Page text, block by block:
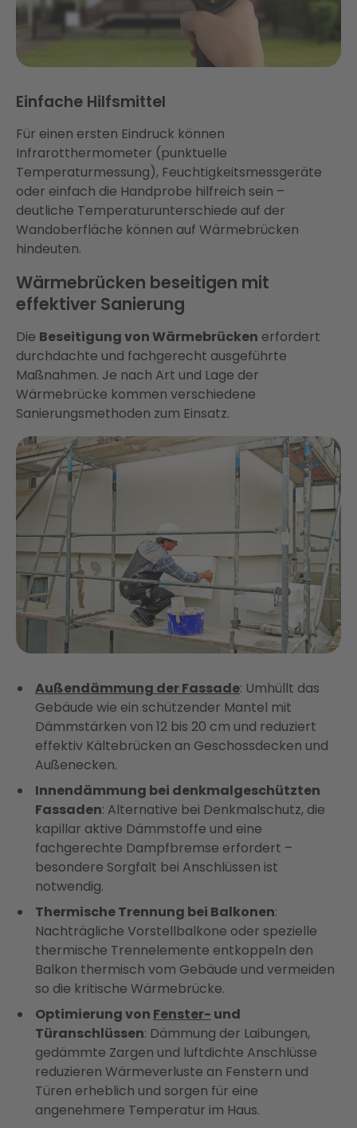
Einfache Hilfsmittel
Für einen ersten Eindruck können
Infrarotthermometer (punktuelle
Temperaturmessung), Feuchtigkeitsmessgeräte
oder einfach die Handprobe hilfreich sein –
deutliche Temperaturunterschiede auf der
Wandoberfläche können auf Wärmebrücken
hindeuten.
Wärmebrücken beseitigen mit
effektiver Sanierung
Die Beseitigung von Wärmebrücken erfordert
durchdachte und fachgerecht ausgeführte
Maßnahmen. Je nach Art und Lage der
Wärmebrücke kommen verschiedene
Sanierungsmethoden zum Einsatz.
Außendämmung der Fassade: Umhüllt das
Gebäude wie ein schützender Mantel mit
Dämmstärken von 12 bis 20 cm und reduziert
effektiv Kältebrücken an Geschossdecken und
Außenecken.
Innendämmung bei denkmalgeschützten
Fassaden: Alternative bei Denkmalschutz, die
kapillar aktive Dämmstoffe und eine
fachgerechte Dampfbremse erfordert –
besondere Sorgfalt bei Anschlüssen ist
notwendig.
Thermische Trennung bei Balkonen:
Nachträgliche Vorstellbalkone oder spezielle
thermische Trennelemente entkoppeln den
Balkon thermisch vom Gebäude und vermeiden
so die kritische Wärmebrücke.
Optimierung von Fenster- und
Türanschlüssen: Dämmung der Laibungen,
gedämmte Zargen und luftdichte Anschlüsse
reduzieren Wärmeverluste an Fenstern und
Türen erheblich und sorgen für eine
angenehmere Temperatur im Haus.